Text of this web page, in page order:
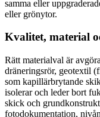
samma eller
eller grönytor.
Kvalitet, material
Rätt materialval är
dräneringsrör, geotextil
som kapillärbrytande
isolerar och leder bort
skick och
fotodokumentation,